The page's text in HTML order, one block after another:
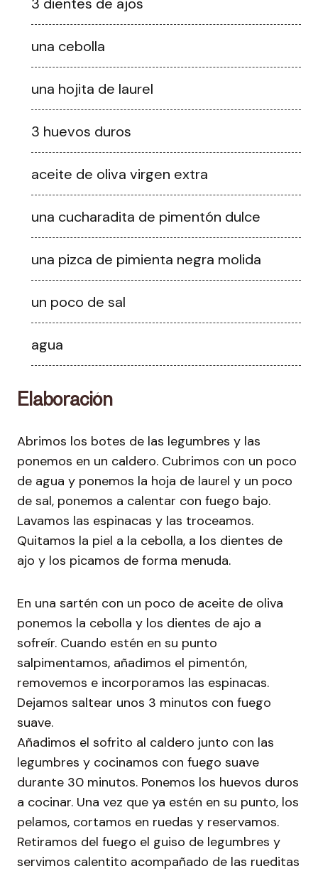
3 dientes de ajos
una cebolla
una hojita de laurel
3 huevos duros
aceite de oliva virgen extra
una cucharadita de pimentón dulce
una pizca de pimienta negra molida
un poco de sal
agua
Elaboración
Abrimos los botes de las legumbres y las
ponemos en un caldero. Cubrimos con un poco
de agua y ponemos la hoja de laurel y un poco
de sal, ponemos a calentar con fuego bajo.
Lavamos las espinacas y las troceamos.
Quitamos la piel a la cebolla, a los dientes de
ajo y los picamos de forma menuda.
En una sartén con un poco de aceite de oliva
ponemos la cebolla y los dientes de ajo a
sofreír. Cuando estén en su punto
salpimentamos, añadimos el pimentón,
removemos e incorporamos las espinacas.
Dejamos saltear unos 3 minutos con fuego
suave.
Añadimos el sofrito al caldero junto con las
legumbres y cocinamos con fuego suave
durante 30 minutos. Ponemos los huevos duros
a cocinar. Una vez que ya estén en su punto, los
pelamos, cortamos en ruedas y reservamos.
Retiramos del fuego el guiso de legumbres y
servimos calentito acompañado de las rueditas